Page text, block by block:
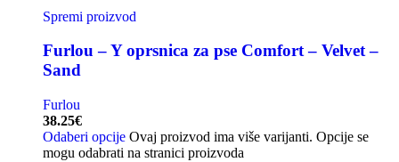
Spremi proizvod
Furlou – Y oprsnica za pse Comfort – Velvet –
Sand
Furlou
38.25€
Odaberi opcije Ovaj proizvod ima više varijanti. Opcije se
mogu odabrati na stranici proizvoda